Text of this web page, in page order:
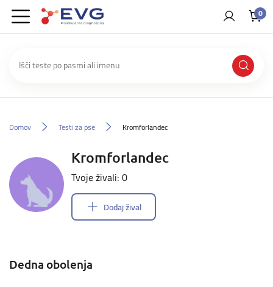
0
Domov Testi za pse Kromforlandec
Kromforlandec
Tvoje živali: 0
Dodaj žival
Dedna obolenja